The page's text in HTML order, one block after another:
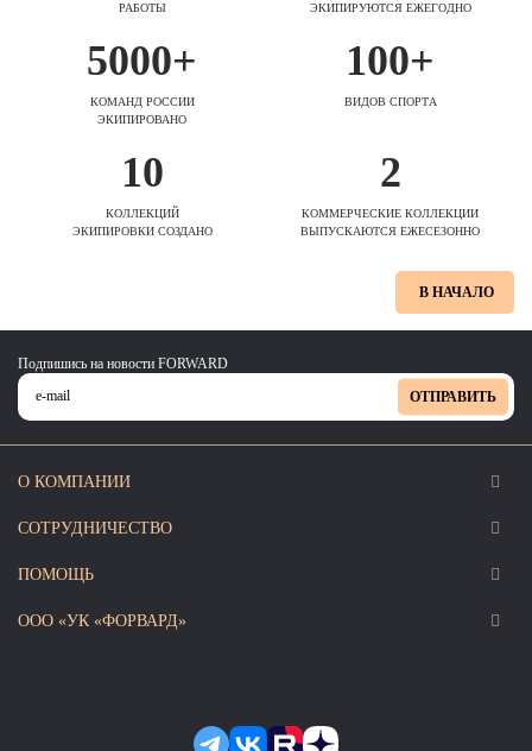
РАБОТЫ
ЭКИПИРУЮТСЯ ЕЖЕГОДНО
5000+
КОМАНД РОССИИ
ЭКИПИРОВАНО
100+
ВИДОВ СПОРТА
10
КОЛЛЕКЦИЙ
ЭКИПИРОВКИ СОЗДАНО
2
КОММЕРЧЕСКИЕ КОЛЛЕКЦИИ
ВЫПУСКАЮТСЯ ЕЖЕСЕЗОННО
В НАЧАЛО
Подпишись на новости FORWARD
ОТПРАВИТЬ
О КОМПАНИИ
СОТРУДНИЧЕСТВО
ПОМОЩЬ
ООО «УК «ФОРВАРД»